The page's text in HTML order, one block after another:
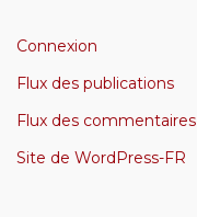
Connexion
Flux des publications
Flux des commentaires
Site de WordPress-FR